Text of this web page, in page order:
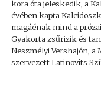
kora óta jeleskedik, a
évében kapta
magáénak mind a
Gyakorta zsűrizik és
Neszmélyi Vershajón, a
szervezett Latinovits